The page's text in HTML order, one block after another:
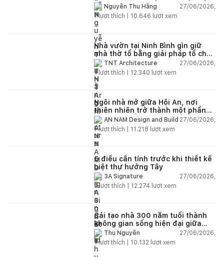
Nguyễn Thu Hằng
27/06/2026,
1lượt thích | 10.646 lượt xem
Nhà vườn tại Ninh Bình gìn giữ
nhà thờ tổ bằng giải pháp tổ chức
lại không gian
TNT Architecture
27/06/2026,
1lượt thích | 12.340 lượt xem
Ngôi nhà mở giữa Hội An, nơi
thiên nhiên trở thành một phần
của cuộc sống
AN NAM Design and Build 27/06/2026,
1lượt thích | 11.218 lượt xem
5 điều cần tính trước khi thiết kế
biệt thự hướng Tây
3A Signature
27/06/2026,
2lượt thích | 12.274 lượt xem
Cải tạo nhà 300 năm tuổi thành
không gian sống hiện đại giữa
thiên nhiên
Thu Nguyễn
27/06/2026,
1lượt thích | 10.132 lượt xem